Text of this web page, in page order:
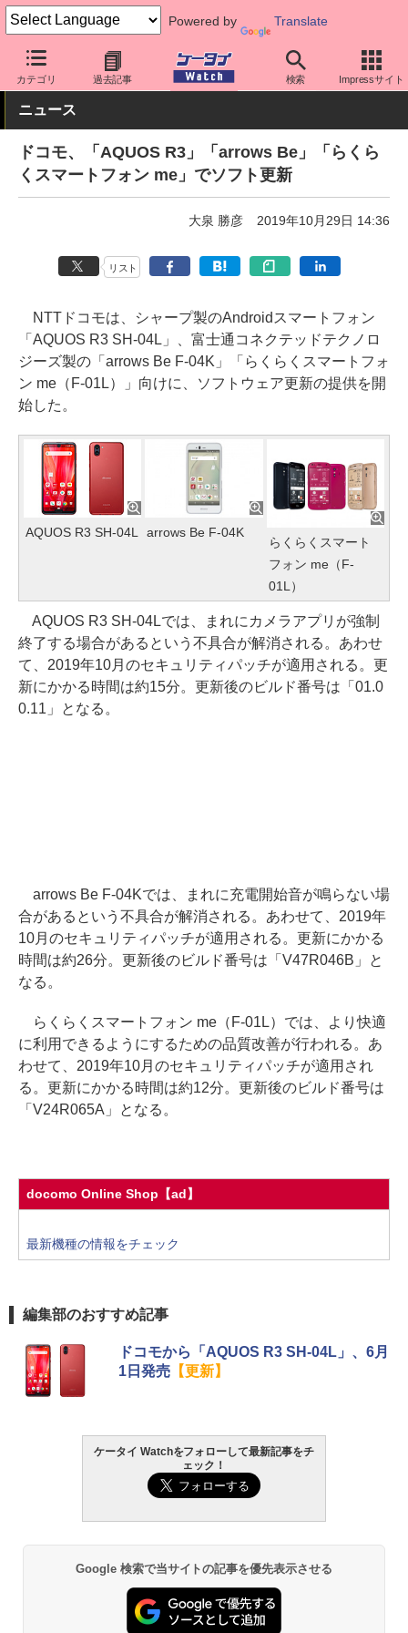
Powered by Translate
カテゴリ 過去記事 検索 Impressサイト
ケータイ Watch キャリア ドコモ ソフト更新
ニュース
ドコモ、「AQUOS R3」「arrows Be」「らくら
くスマートフォン me」でソフト更新
大泉 勝彦 2019年10月29日 14:36
リスト
NTTドコモは、シャープ製のAndroidスマートフォン
「AQUOS R3 SH-04L」、富士通コネクテッドテクノロ
ジーズ製の「arrows Be F-04K」「らくらくスマートフォ
ン me（F-01L）」向けに、ソフトウェア更新の提供を開
始した。
AQUOS R3 SH-04L arrows Be F-04K
らくらくスマート
フォン me（F-
01L）
AQUOS R3 SH-04Lでは、まれにカメラアプリが強制
終了する場合があるという不具合が解消される。あわせ
て、2019年10月のセキュリティパッチが適用される。更
新にかかる時間は約15分。更新後のビルド番号は「01.0
0.11」となる。
arrows Be F-04Kでは、まれに充電開始音が鳴らない場
合があるという不具合が解消される。あわせて、2019年
10月のセキュリティパッチが適用される。更新にかかる
時間は約26分。更新後のビルド番号は「V47R046B」と
なる。
らくらくスマートフォン me（F-01L）では、より快適
に利用できるようにするための品質改善が行われる。あ
わせて、2019年10月のセキュリティパッチが適用され
る。更新にかかる時間は約12分。更新後のビルド番号は
「V24R065A」となる。
docomo Online Shop【ad】
最新機種の情報をチェック
編集部のおすすめ記事
ドコモから「AQUOS R3 SH-04L」、6月
1日発売【更新】
ケータイ Watchをフォローして最新記事をチ
ェック！
Google 検索で当サイトの記事を優先表示させる